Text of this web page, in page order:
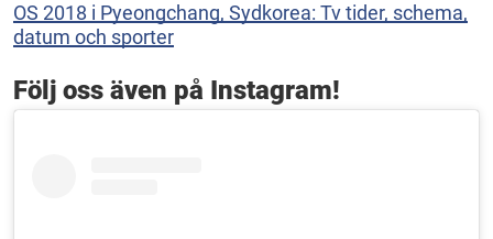
OS 2018 i Pyeongchang, Sydkorea: Tv tider, schema,
datum och sporter
Följ oss även på Instagram!